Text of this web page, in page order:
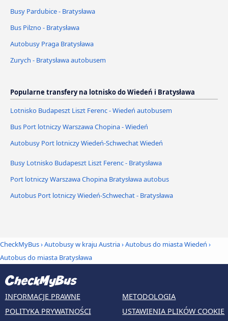
Busy Pardubice - Bratysława
Bus Pilzno - Bratysława
Autobusy Praga Bratysława
Zurych - Bratysława autobusem
Popularne transfery na lotnisko do Wiedeń i Bratysława
Lotnisko Budapeszt Liszt Ferenc - Wiedeń autobusem
Bus Port lotniczy Warszawa Chopina - Wiedeń
Autobusy Port lotniczy Wiedeń-Schwechat Wiedeń
Busy Lotnisko Budapeszt Liszt Ferenc - Bratysława
Port lotniczy Warszawa Chopina Bratysława autobus
Autobus Port lotniczy Wiedeń-Schwechat - Bratysława
CheckMyBus›Autobusy w kraju Austria›Autobus do miasta Wiedeń ›
Autobus do miasta Bratysława
INFORMACJE PRAWNE
POLITYKA PRYWATNOŚCI
METODOLOGIA
USTAWIENIA PLIKÓW COOKIE